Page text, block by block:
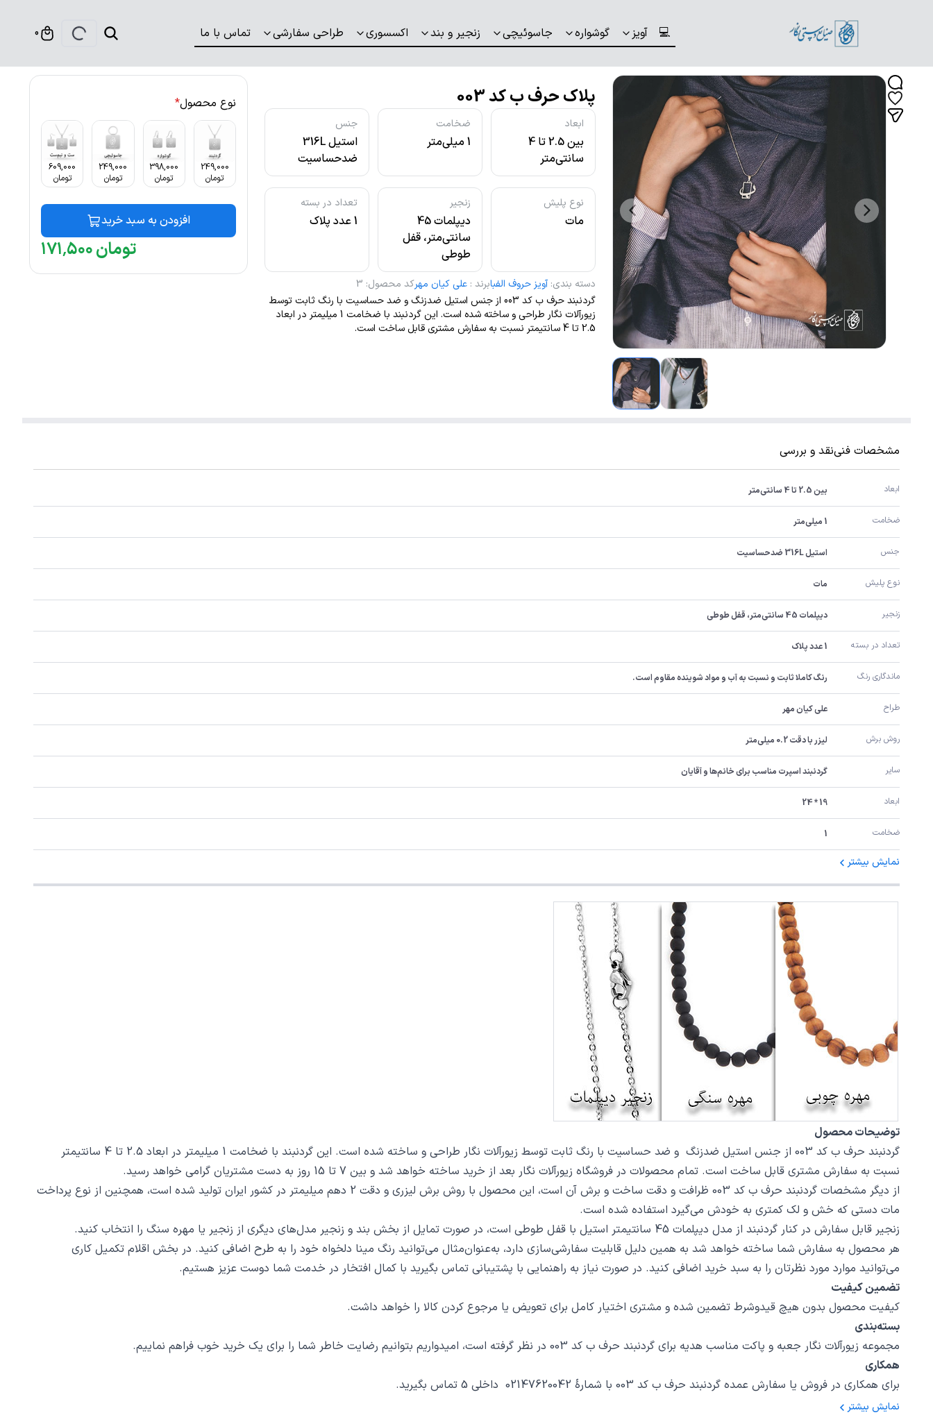
💻 آویز گوشواره جاسوئیچی زنجیر و بند اکسسوری طراحی سفارشی تماس با ما 0
پلاک حرف ب کد 003
ابعاد
بین 2.5 تا 4
سانتی‌متر
ضخامت
1 میلی‌متر
جنس
استیل 316L
ضدحساسیت
نوع پلیش
مات
زنجیر
دیپلمات 45
سانتی‌متر، قفل
طوطی
تعداد در بسته
1 عدد پلاک
دسته بندی: آویز حروف الفبابرند : علی کیان مهرکد محصول:
3
گردنبند حرف ب کد 003 از جنس استیل ضدزنگ و ضد حساسیت با رنگ ثابت توسط
زیورآلات نگار طراحی و ساخته شده است. این گردنبند با ضخامت 1 میلیمتر در ابعاد
2.5 تا 4 سانتیمتر نسبت به سفارش مشتری قابل ساخت است.
نوع محصول*
249,000
تومان
398,000
تومان
249,000
تومان
609,000
تومان
افزودن به سبد خرید
۱۷۱٬۵۰۰تومان
مشخصات فنینقد و بررسی
ابعاد بین 2.5 تا 4 سانتی‌متر
ضخامت 1 میلی‌متر
جنس استیل 316L ضدحساسیت
نوع پلیش مات
زنجیر دیپلمات 45 سانتی‌متر، قفل طوطی
تعداد در بسته 1 عدد پلاک
ماندگاری رنگ رنگ کاملا ثابت و نسبت به آب و مواد شوینده مقاوم است.
طراح علی کیان مهر
روش برش لیزر با دقت 0.2 میلی‌متر
سایر گردنبند اسپرت مناسب برای خانم‌ها و آقایان
ابعاد 19 * 24
ضخامت 1
نمایش بیشتر
توضیحات محصول
گردنبند حرف ب کد 003 از جنس استیل ضدزنگ و ضد حساسیت با رنگ ثابت توسط زیورآلات نگار طراحی و ساخته شده است. این گردنبند با ضخامت 1 میلیمتر در ابعاد 2.5 تا 4 سانتیمتر
نسبت به سفارش مشتری قابل ساخت است. تمام محصولات در فروشگاه زیورآلات نگار بعد از خرید ساخته خواهد شد و بین 7 تا 15 روز به دست مشتریان گرامی خواهد رسید.
از دیگر مشخصات گردنبند حرف ب کد 003 ظرافت و دقت ساخت و برش آن است، این محصول با روش برش لیزری و دقت 2 دهم میلیمتر در کشور ایران تولید شده است، همچنین از نوع پرداخت
مات دستی که خش و لک کمتری به خودش می‌گیرد استفاده شده است.
زنجیر قابل سفارش در کنار گردنبند از مدل دیپلمات 45 سانتیمتر استیل با قفل طوطی است، در صورت تمایل از بخش بند و زنجیر مدل‌های دیگری از زنجیر یا مهره سنگ را انتخاب کنید.
هر محصول به سفارش شما ساخته خواهد شد به همین دلیل قابلیت سفارشی‌سازی دارد، به‌عنوان‌مثال می‌توانید رنگ مینا دلخواه خود را به طرح اضافی کنید. در بخش اقلام تکمیل کاری
می‌توانید موارد مورد نظرتان را به سبد خرید اضافی کنید. در صورت نیاز به راهنمایی با پشتیبانی تماس بگیرید با کمال افتخار در خدمت شما دوست عزیز هستیم.
تضمین کیفیت
کیفیت محصول بدون هیچ قیدوشرط تضمین شده و مشتری اختیار کامل برای تعویض یا مرجوع کردن کالا را خواهد داشت.
بسته‌بندی
مجموعه زیورآلات نگار جعبه و پاکت مناسب هدیه برای گردنبند حرف ب کد 003 در نظر گرفته است، امیدواریم بتوانیم رضایت خاطر شما را برای یک خرید خوب فراهم نماییم.
همکاری
برای همکاری در فروش یا سفارش عمده گردنبند حرف ب کد 003 با شمارهٔ 02147620042 داخلی 5 تماس بگیرید.
نمایش بیشتر